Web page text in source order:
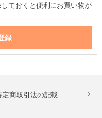
ておくと便利にお買い物が
定商取引法の記載